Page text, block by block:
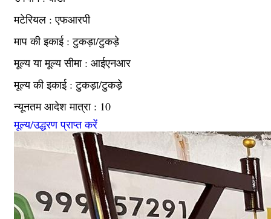
मटेरियल : एफआरपी
माप की इकाई : टुकड़ा/टुकड़े
मूल्य या मूल्य सीमा : आईएनआर
मूल्य की इकाई : टुकड़ा/टुकड़े
न्यूनतम आदेश मात्रा : 10
मूल्य/उद्धरण प्राप्त करें